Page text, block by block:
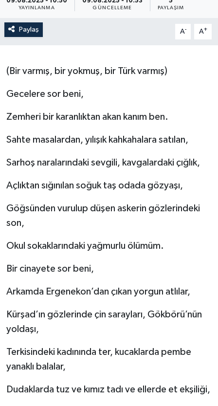
YAYINLANMA GÜNCELLEME PAYLAŞIM
Paylaş A- A+
(Bir varmış, bir yokmuş, bir Türk varmış)
Gecelere sor beni,
Zemheri bir karanlıktan akan kanım ben.
Sahte masalardan, yılışık kahkahalara satılan,
Sarhoş naralarındaki sevgili, kavgalardaki çığlık,
Açlıktan sığınılan soğuk taş odada gözyaşı,
Göğsünden vurulup düşen askerin gözlerindeki
son,
Okul sokaklarındaki yağmurlu ölümüm.
Bir cinayete sor beni,
Arkamda Ergenekon’dan çıkan yorgun atlılar,
Kürşad’ın gözlerinde çin sarayları, Gökbörü’nün
yoldaşı,
Terkisindeki kadınında ter, kucaklarda pembe
yanaklı balalar,
Dudaklarda tuz ve kımız tadı ve ellerde et ekşiliği,